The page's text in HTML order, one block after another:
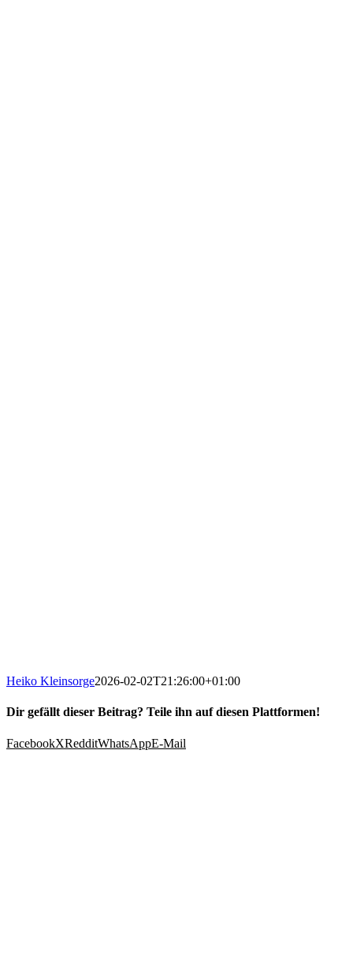
Heiko Kleinsorge2026-02-02T21:26:00+01:00
Dir gefällt dieser Beitrag? Teile ihn auf diesen Plattformen!
FacebookXRedditWhatsAppE-Mail